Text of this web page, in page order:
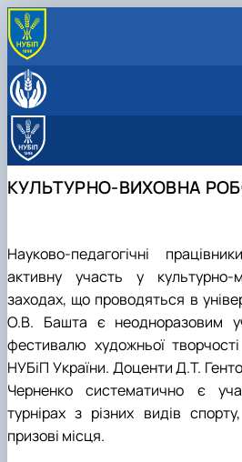
ПРО КАФЕДРУ
Навчальна
Науково-
Освітньо-
Доктор філософії (PhD)
Освітньо-
Навчально-методичне
Наукові гуртки
Студентський
Студентський
рослин»
Студентський
«ФІТОПАТОЛОГІЯ»
МІЖНАРОДНА ДІЯЛЬНІСТЬ
Наукова співпраця
КУЛЬТУРНО-ВИХОВНА РОБОТА
КУЛЬТУРНО-ВИХОВНА
Науково-педагогічні
активну участь у культурно-
заходах, що проводяться в
О.В. Башта є неодноразовим
фестивалю художньої
НУБіП України. Доценти Д.Т.
Черненко систематично є
турнірах з різних видів
призові місця.